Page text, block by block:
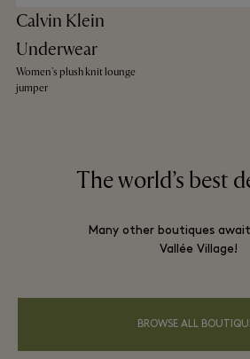
Calvin Klein
Underwear
Women's plush knit lounge
jumper
The world’s best
Many other boutiques
Vallée Village!
BROWSE ALL